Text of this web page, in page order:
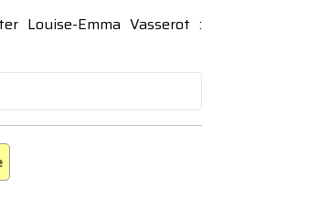
Louise-Emma Vasserot :